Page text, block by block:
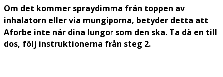
Om det kommer spraydimma från toppen av
inhalatorn eller via mungiporna, betyder detta att
Aforbe inte når dina lungor som den ska. Ta då en till
dos, följ instruktionerna från steg 2.